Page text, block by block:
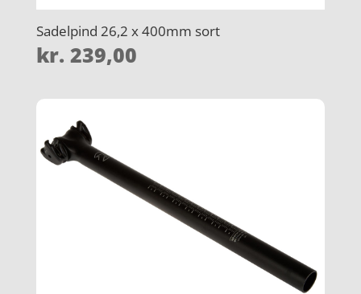
Sadelpind 26,2 x 400mm sort
kr. 239,00